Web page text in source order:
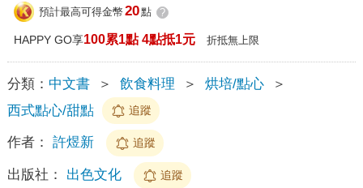
預計最高可得金幣 20點 ?
HAPPY GO享100累1點 4點抵1元 折抵無上限
分類： 中文書 ＞ 飲食料理 ＞ 烘培/點心
＞
西式點心/甜點
追蹤
作者： 許煜新 追蹤
出版社： 出色文化 追蹤